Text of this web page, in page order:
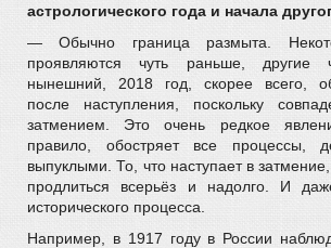
астрологического года и начала
— Обычно граница размыта.
проявляются чуть раньше,
нынешний, 2018 год, скорее всего,
после наступления, поскольку
затмением. Это очень редкое
правило, обостряет все процессы,
выпуклыми. То, что наступает в
продлиться всерьёз и надолго. И
исторического процесса.
Например, в 1917 году в России